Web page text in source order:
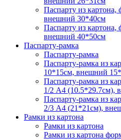
Паспарту из
внешний 30*40см
Паспарту из
внешний 40*50см
Паспарту-рамка
Паспарту-рамка
Паспарту-рамка из
10*15см, внешний
Паспарту-рамка из
1/2 А4 (10.5*29.7см),
Паспарту-рамка из
2/3 А4 (21*21см),
Рамки из картона
Рамки из картона
Рамки из картона